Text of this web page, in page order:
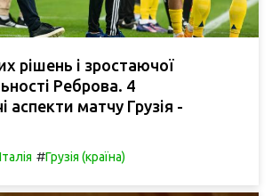
рішень і зростаючої
Реброва. 4
аспекти матчу Грузія -
Італія #Грузія (країна)